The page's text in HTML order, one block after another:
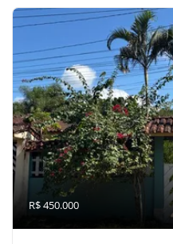
R$ 450.000